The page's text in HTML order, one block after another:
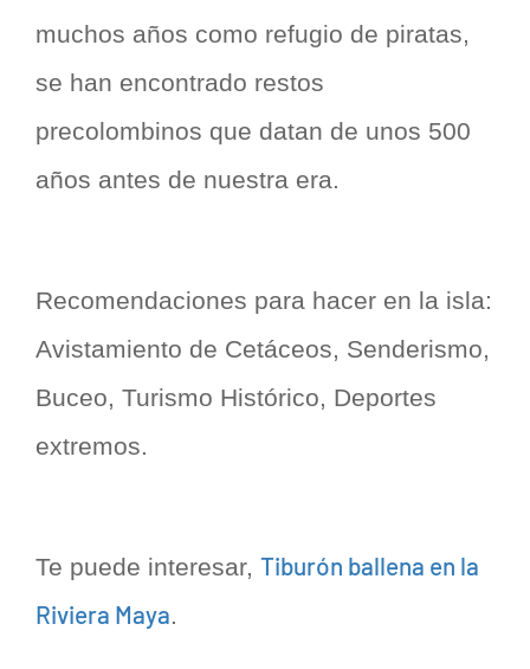
muchos años como refugio de piratas,
se han encontrado restos
precolombinos que datan de unos 500
años antes de nuestra era.
Recomendaciones para hacer en la isla:
Avistamiento de Cetáceos, Senderismo,
Buceo, Turismo Histórico, Deportes
extremos.
Te puede interesar, Tiburón ballena en la
Riviera Maya.